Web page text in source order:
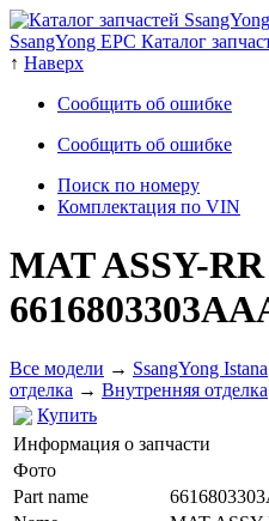
SsangYong EPC Каталог
↑ Наверх
Сообщить об ошибке
Сообщить об ошибке
Поиск по номеру
Комплектация по VIN
MAT ASSY-
Все модели → SsangYong Istana
отделка → Внутренняя отделка
Купить
Информация о запчасти
Фото
Part name